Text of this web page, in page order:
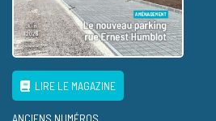
LIRE LE MAGAZINE
ANCIENS NUMÉROS